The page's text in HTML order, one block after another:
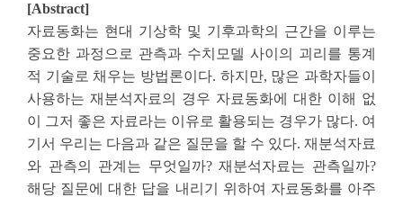
[Abstract]
자료동화는 현대 기상학 및 기후과학의 근간을 이루는
중요한 과정으로 관측과 수치모델 사이의 괴리를 통계
적 기술로 채우는 방법론이다. 하지만, 많은 과학자들이
사용하는 재분석자료의 경우 자료동화에 대한 이해 없
이 그저 좋은 자료라는 이유로 활용되는 경우가 많다. 여
기서 우리는 다음과 같은 질문을 할 수 있다. 재분석자료
와 관측의 관계는 무엇일까? 재분석자료는 관측일까?
해당 질문에 대한 답을 내리기 위하여 자료동화를 아주